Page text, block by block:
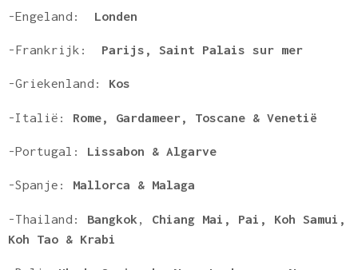
-Engeland: Londen
-Frankrijk: Parijs, Saint Palais sur mer
-Griekenland: Kos
-Italië: Rome, Gardameer, Toscane & Venetië
-Portugal: Lissabon & Algarve
-Spanje: Mallorca & Malaga
-Thailand: Bangkok , Chiang Mai, Pai, Koh Samui,
Koh Tao & Krabi